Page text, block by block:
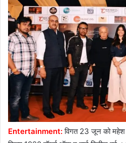
Entertainment:विगत 23 जून को